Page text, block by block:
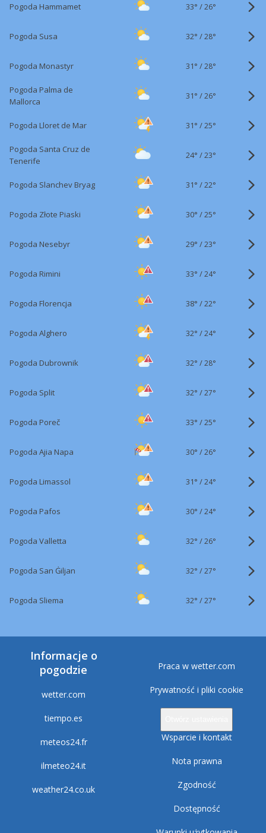
Pogoda Hammamet 33° /26°
Pogoda Susa 32° /28°
Pogoda Monastyr 31° /28°
Pogoda Palma de
Mallorca
31° /26°
Pogoda Lloret de Mar 31° /25°
Pogoda Santa Cruz de
Tenerife
24° /23°
Pogoda Slanchev Bryag 31° /22°
Pogoda Złote Piaski 30° /25°
Pogoda Nesebyr 29° /23°
Pogoda Rimini 33° /24°
Pogoda Florencja 38° /22°
Pogoda Alghero 32° /24°
Pogoda Dubrownik 32° /28°
Pogoda Split 32° /27°
Pogoda Poreč 33° /25°
Pogoda Ajia Napa 30° /26°
Pogoda Limassol 31° /24°
Pogoda Pafos 30° /24°
Pogoda Valletta 32° /26°
Pogoda San Ġiljan 32° /27°
Pogoda Sliema 32° /27°
Informacje o
pogodzie
wetter.com
tiempo.es
meteos24.fr
ilmeteo24.it
weather24.co.uk
Praca w wetter.com
Prywatność i pliki cookie
Wsparcie i kontakt
Nota prawna
Zgodność
Dostępność